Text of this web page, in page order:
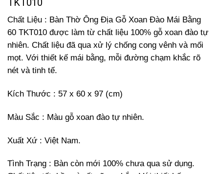
TKT010
Chất Liệu : Bàn Thờ Ông Địa Gỗ Xoan Đào Mái Bằng
60 TKT010 được làm từ chất liệu 100% gỗ xoan đào tự
nhiên. Chất liệu đã qua xử lý chống cong vênh và mối
mọt. Với thiết kế mái bằng, mỗi đường chạm khắc rõ
nét và tinh tế.
Kích Thước : 57 x 60 x 97 (cm)
Màu Sắc : Màu gỗ xoan đào tự nhiên.
Xuất Xứ : Việt Nam.
Tình Trạng : Bàn còn mới 100% chưa qua sử dụng.